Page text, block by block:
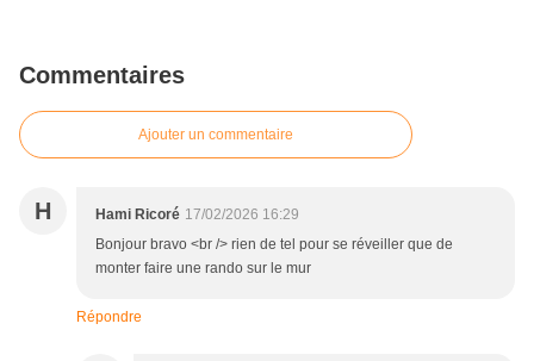
Commentaires
Ajouter un commentaire
H Hami Ricoré 17/02/2026 16:29
Bonjour bravo <br /> rien de tel pour se réveiller que de
monter faire une rando sur le mur
Répondre